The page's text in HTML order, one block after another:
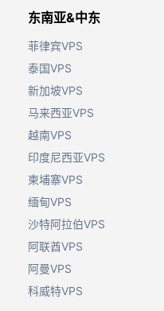
东南亚&中东
菲律宾VPS
泰国VPS
新加坡VPS
马来西亚VPS
越南VPS
印度尼西亚VPS
柬埔寨VPS
缅甸VPS
沙特阿拉伯VPS
阿联酋VPS
阿曼VPS
科威特VPS